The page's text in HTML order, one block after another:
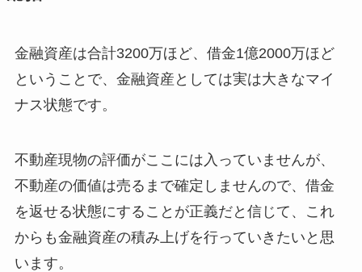
金融資産は合計3200万ほど、借金1億2000万ほど
ということで、金融資産としては実は大きなマイ
ナス状態です。
不動産現物の評価がここには入っていませんが、
不動産の価値は売るまで確定しませんので、借金
を返せる状態にすることが正義だと信じて、これ
からも金融資産の積み上げを行っていきたいと思
います。